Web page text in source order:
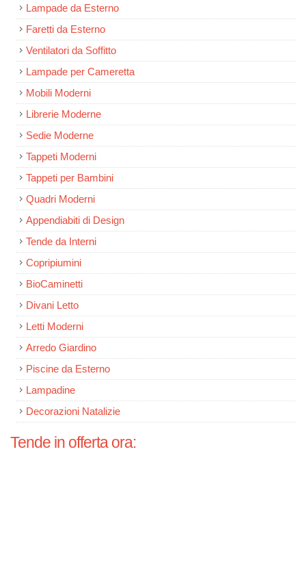
Lampade da Esterno
Faretti da Esterno
Ventilatori da Soffitto
Lampade per Cameretta
Mobili Moderni
Librerie Moderne
Sedie Moderne
Tappeti Moderni
Tappeti per Bambini
Quadri Moderni
Appendiabiti di Design
Tende da Interni
Copripiumini
BioCaminetti
Divani Letto
Letti Moderni
Arredo Giardino
Piscine da Esterno
Lampadine
Decorazioni Natalizie
Tende in offerta ora: